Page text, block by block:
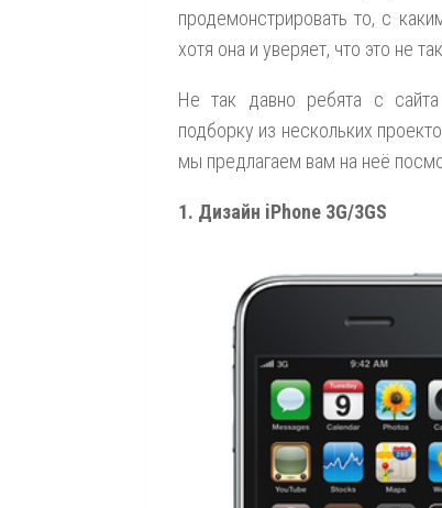
продемонстрировать то, с
хотя она и уверяет, что это не так.
Не так давно ребята с сайта
подборку из нескольких
мы предлагаем вам на неё
1. Дизайн iPhone 3G/3GS